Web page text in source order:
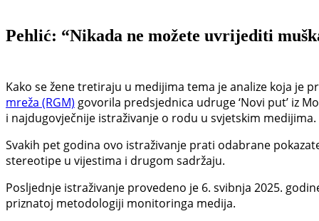
Pehlić: “Nikada ne možete uvrijediti
Kako se žene tretiraju u medijima tema je analize koja je
mreža (RGM) govorila predsjednica udruge ‘Novi put’ iz
i najdugovječnije istraživanje o rodu u svjetskim medijima.
Svakih pet godina ovo istraživanje prati odabrane
stereotipe u vijestima i drugom sadržaju.
Posljednje istraživanje provedeno je 6. svibnja 2025.
priznatoj metodologiji monitoringa medija.